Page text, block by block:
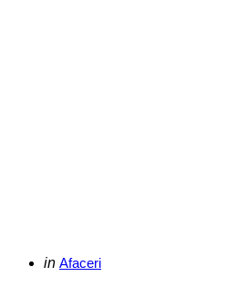
Categories
Posted
in Afaceri